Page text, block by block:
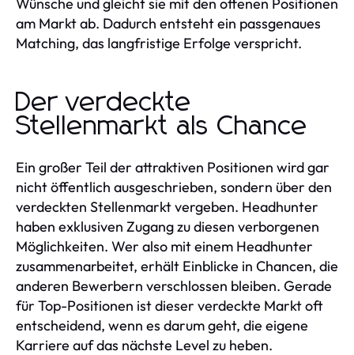
am Markt ab. Dadurch entsteht ein passgenaues
Matching, das langfristige Erfolge verspricht.
Der verdeckte
Stellenmarkt als Chance
Ein großer Teil der attraktiven Positionen wird gar
nicht öffentlich ausgeschrieben, sondern über den
verdeckten Stellenmarkt vergeben. Headhunter
haben exklusiven Zugang zu diesen verborgenen
Möglichkeiten. Wer also mit einem Headhunter
zusammenarbeitet, erhält Einblicke in Chancen, die
anderen Bewerbern verschlossen bleiben. Gerade
für Top-Positionen ist dieser verdeckte Markt oft
entscheidend, wenn es darum geht, die eigene
Karriere auf das nächste Level zu heben.